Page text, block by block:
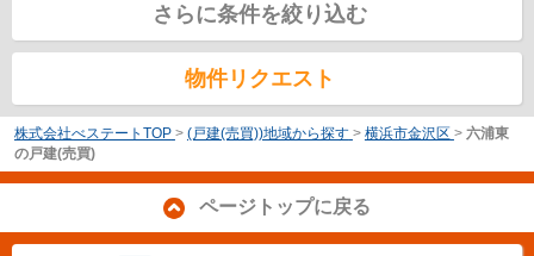
さらに条件を絞り込む
物件リクエスト
株式会社べステートTOP > (戸建(売買))地域から探す > 横浜市金沢区 > 六浦東
の戸建(売買)
ページトップに戻る